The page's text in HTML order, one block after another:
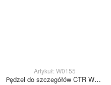
Artykuł: W0155
Рędzel do szczegółów CTR W0155 z włosiem syntetycznym i z kuną